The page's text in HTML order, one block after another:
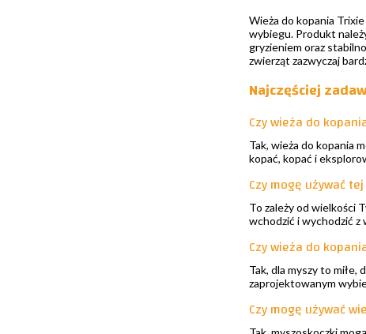
Wieża do kopania
wybiegu. Produkt
gryzieniem oraz
zwierząt zazwyczaj
Najczęściej
Czy wieża do
Tak, wieża do kopania
kopać, kopać i
Czy mogę używać
To zależy od wielkości
wchodzić i wychodzić z
Czy wieża do
Tak, dla myszy to
zaprojektowanym
Czy mogę używać